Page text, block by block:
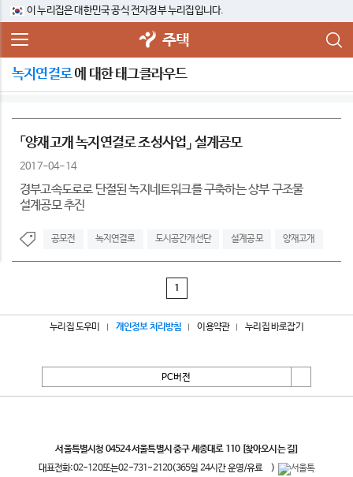
이 누리집은 대한민국 공식 전자정부 누리집입니다.
주택
녹지연결로에 대한 태그클라우드
「양재고개 녹지연결로 조성사업」 설계공모
2017-04-14
경부고속도로로 단절된 녹지네트워크를 구축하는 상부 구조물
설계공모 추진
공모전 녹지연결로 도시공간개선단 설계공모 양재고개
1
누리집 도우미 개인정보 처리방침 이용약관 누리집 바로잡기
PC버전
서울특별시청 04524 서울특별시 중구 세종대로 110 [찾아오시는 길]
대표전화:02-120또는02-731-2120(365일 24시간 운영/유료
)